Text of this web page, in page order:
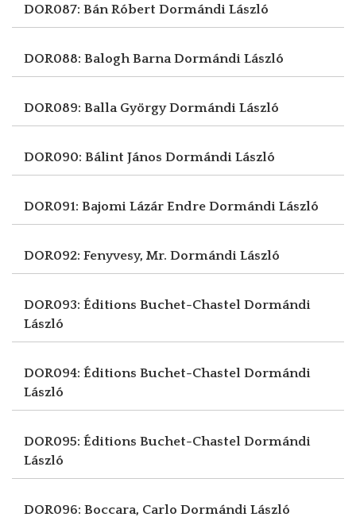
DOR087: Bán Róbert Dormándi László
DOR088: Balogh BarnaDormándi László
DOR089: Balla GyörgyDormándi László
DOR090: Bálint János Dormándi László
DOR091: Bajomi Lázár Endre Dormándi László
DOR092: Fenyvesy, Mr. Dormándi László
DOR093: Éditions Buchet-Chastel Dormándi
László
DOR094: Éditions Buchet-Chastel Dormándi
László
DOR095: Éditions Buchet-Chastel Dormándi
László
DOR096: Boccara, Carlo Dormándi László